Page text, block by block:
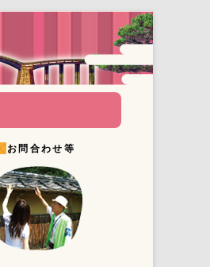
お問合わせ等
ルでお問い合わせ
パンフレットダウンロ
ィルムコミッション